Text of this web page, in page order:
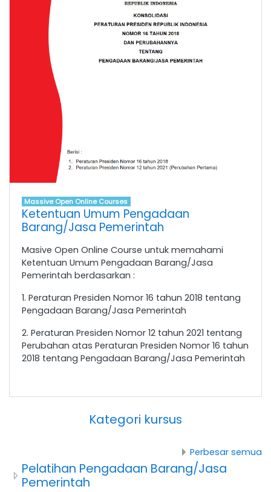
Massive Open Online Courses
Ketentuan Umum Pengadaan
Barang/Jasa Pemerintah
Masive Open Online Course untuk memahami
Ketentuan Umum Pengadaan Barang/Jasa
Pemerintah berdasarkan :
1. Peraturan Presiden Nomor 16 tahun 2018 tentang
Pengadaan Barang/Jasa Pemerintah
2. Peraturan Presiden Nomor 12 tahun 2021 tentang
Perubahan atas Peraturan Presiden Nomor 16 tahun
2018 tentang Pengadaan Barang/Jasa Pemerintah
Kategori kursus
Perbesar semua
Pelatihan Pengadaan Barang/Jasa
Pemerintah